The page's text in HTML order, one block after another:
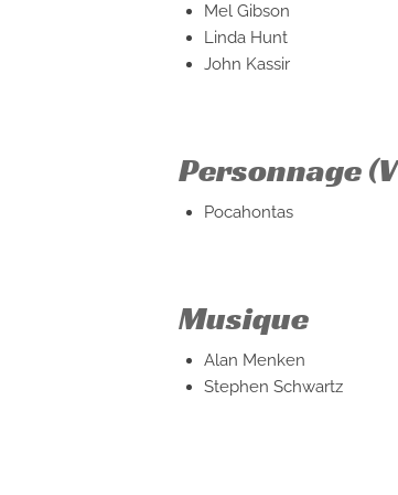
Mel Gibson
Linda Hunt
John Kassir
Personnage
Pocahontas
Musique
Alan Menken
Stephen Schwartz